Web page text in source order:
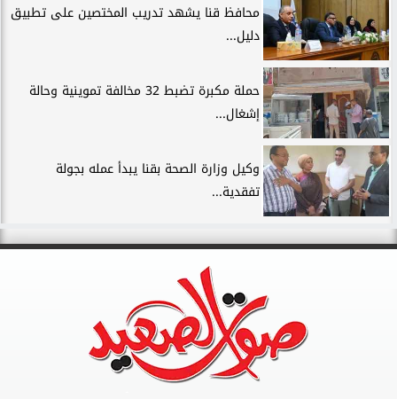
محافظ قنا يشهد تدريب المختصين على تطبيق
دليل...
حملة مكبرة تضبط 32 مخالفة تموينية وحالة
إشغال...
وكيل وزارة الصحة بقنا يبدأ عمله بجولة
تفقدية...